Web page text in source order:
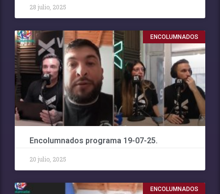
28 julio, 2025
ENCOLUMNADOS
Encolumnados programa 19-07-25.
20 julio, 2025
ENCOLUMNADOS